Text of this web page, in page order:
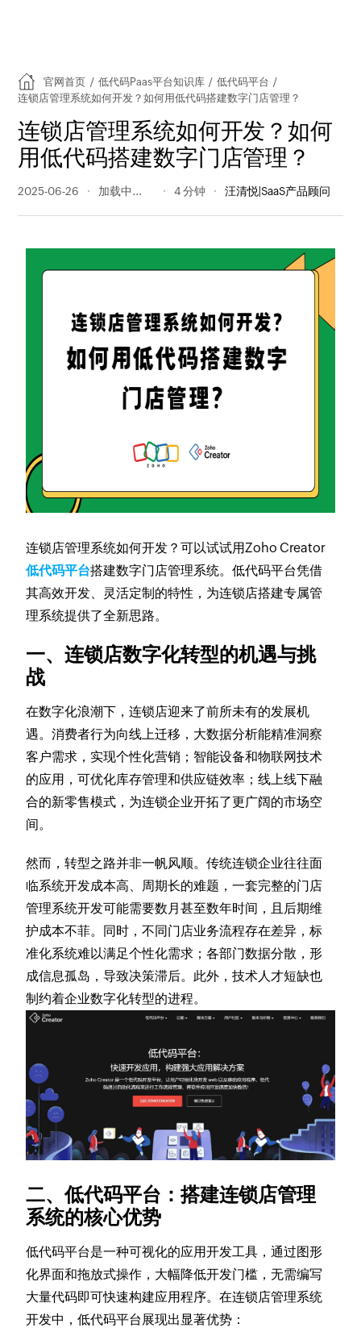
官网首页 / 低代码Paas平台知识库 / 低代码平台 /
连锁店管理系统如何开发？如何用低代码搭建数字门店管理？
连锁店管理系统如何开发？如何
用低代码搭建数字门店管理？
2025-06-26 203 阅读量 4 分钟 汪清悦|SaaS产品顾问
连锁店管理系统如何开发？可以试试用Zoho Creator
低代码平台搭建数字门店管理系统。低代码平台凭借
其高效开发、灵活定制的特性，为连锁店搭建专属管
理系统提供了全新思路。
一、连锁店数字化转型的机遇与挑
战
在数字化浪潮下，连锁店迎来了前所未有的发展机
遇。消费者行为向线上迁移，大数据分析能精准洞察
客户需求，实现个性化营销；智能设备和物联网技术
的应用，可优化库存管理和供应链效率；线上线下融
合的新零售模式，为连锁企业开拓了更广阔的市场空
间。
然而，转型之路并非一帆风顺。传统连锁企业往往面
临系统开发成本高、周期长的难题，一套完整的门店
管理系统开发可能需要数月甚至数年时间，且后期维
护成本不菲。同时，不同门店业务流程存在差异，标
准化系统难以满足个性化需求；各部门数据分散，形
成信息孤岛，导致决策滞后。此外，技术人才短缺也
制约着企业数字化转型的进程。
二、低代码平台：搭建连锁店管理
系统的核心优势
低代码平台是一种可视化的应用开发工具，通过图形
化界面和拖放式操作，大幅降低开发门槛，无需编写
大量代码即可快速构建应用程序。在连锁店管理系统
开发中，低代码平台展现出显著优势：